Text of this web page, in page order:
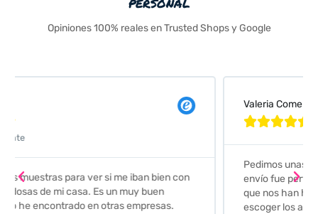
Opiniones 100% reales en Trusted Shops y Google
Pedimos unas muestras de azulejos para el baño. El
envío fue perfecto pero lo mejor ha sido el seguimiento
que nos han hecho. Nos guiaron y aconsejaron para
escoger los azulejos. Lo aconsejo a todos mis amigos